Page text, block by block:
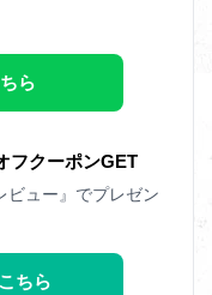
ら
フクーポンGET
ビュー』でプレゼン
ちら